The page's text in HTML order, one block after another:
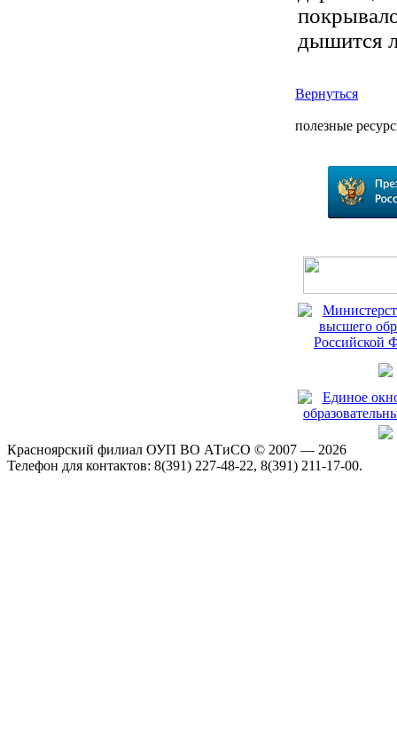
дышится
Вернуться
полезные
Красноярский филиал ОУП ВО АТиСО © 2007 — 2026
Телефон для контактов: 8(391) 227-48-22, 8(391) 211-17-00.